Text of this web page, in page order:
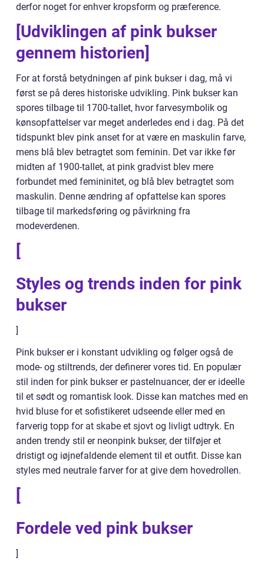
derfor noget for enhver kropsform og præference.
[Udviklingen af pink bukser
gennem historien]
For at forstå betydningen af pink bukser i dag, må vi
først se på deres historiske udvikling. Pink bukser kan
spores tilbage til 1700-tallet, hvor farvesymbolik og
kønsopfattelser var meget anderledes end i dag. På det
tidspunkt blev pink anset for at være en maskulin farve,
mens blå blev betragtet som feminin. Det var ikke før
midten af 1900-tallet, at pink gradvist blev mere
forbundet med femininitet, og blå blev betragtet som
maskulin. Denne ændring af opfattelse kan spores
tilbage til markedsføring og påvirkning fra
modeverdenen.
[
Styles og trends inden for pink
bukser
]
Pink bukser er i konstant udvikling og følger også de
mode- og stiltrends, der definerer vores tid. En populær
stil inden for pink bukser er pastelnuancer, der er ideelle
til et sødt og romantisk look. Disse kan matches med en
hvid bluse for et sofistikeret udseende eller med en
farverig topp for at skabe et sjovt og livligt udtryk. En
anden trendy stil er neonpink bukser, der tilføjer et
dristigt og iøjnefaldende element til et outfit. Disse kan
styles med neutrale farver for at give dem hovedrollen.
[
Fordele ved pink bukser
]